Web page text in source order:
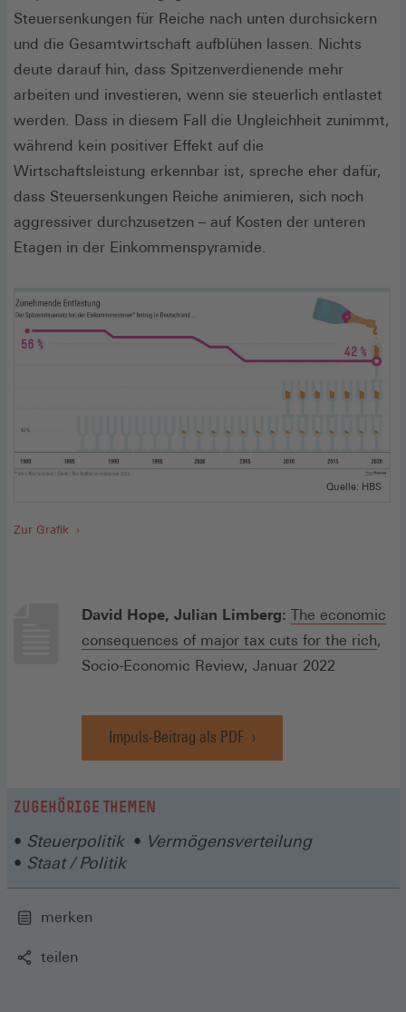
Steuersenkungen für Reiche nach unten durchsickern
und die Gesamtwirtschaft aufblühen lassen. Nichts
deute darauf hin, dass Spitzenverdienende mehr
arbeiten und investieren, wenn sie steuerlich entlastet
werden. Dass in diesem Fall die Ungleichheit zunimmt,
während kein positiver Effekt auf die
Wirtschaftsleistung erkennbar ist, spreche eher dafür,
dass Steuersenkungen Reiche animieren, sich noch
aggressiver durchzusetzen – auf Kosten der unteren
Etagen in der Einkommenspyramide.
Quelle: HBS
Zur Grafik
David Hope, Julian Limberg: The economic
consequences of major tax cuts for the rich,
Socio-Economic Review, Januar 2022
Impuls-Beitrag als PDF
(Öffnet
in
ZUGEHÖRIGE THEMEN
Steuerpolitik
Vermögensverteilung
Staat / Politik
merken
teilen